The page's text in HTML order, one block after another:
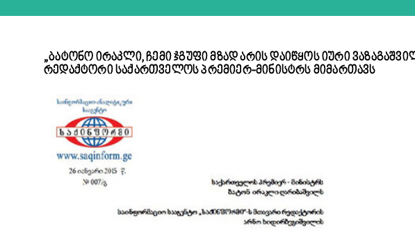
„ბატონო ირაკლი, ჩემი ჯგუფი მზად არის დაიწყოს იური
რედაქტორი საქართველოს პრემიერ-მინისტრს მიმართავს